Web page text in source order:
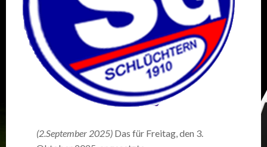
(2.September 2025) Das für Freitag, den 3.